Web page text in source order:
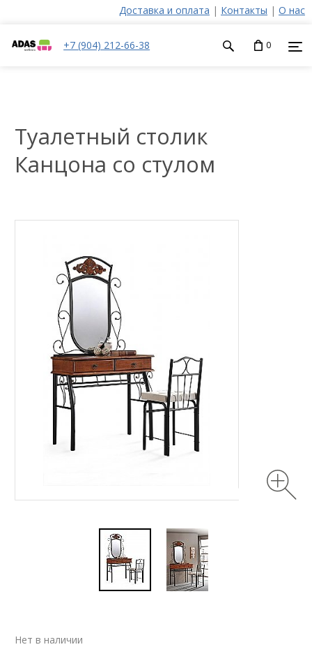
Доставка и оплата | Контакты | О нас
+7 (904) 212-66-38 0
Туалетный столик
Канцона со стулом
Нет в наличии